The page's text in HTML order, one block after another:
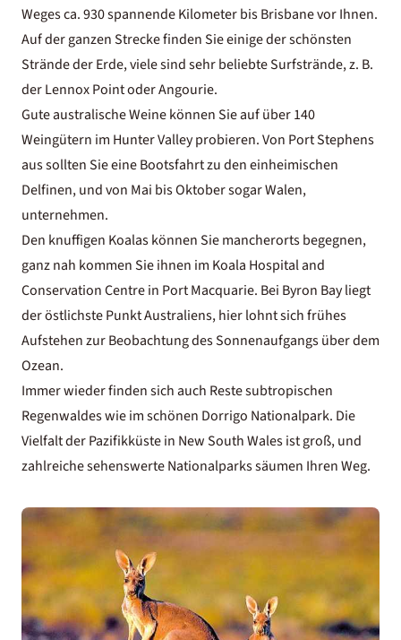
Weges ca. 930 spannende Kilometer bis Brisbane vor Ihnen.
Auf der ganzen Strecke finden Sie einige der schönsten
Strände der Erde, viele sind sehr beliebte Surfstrände, z. B.
der Lennox Point oder Angourie.
Gute australische Weine können Sie auf über 140
Weingütern im Hunter Valley probieren. Von Port Stephens
aus sollten Sie eine Bootsfahrt zu den einheimischen
Delfinen, und von Mai bis Oktober sogar Walen,
unternehmen.
Den knuffigen Koalas können Sie mancherorts begegnen,
ganz nah kommen Sie ihnen im Koala Hospital and
Conservation Centre in Port Macquarie. Bei Byron Bay liegt
der östlichste Punkt Australiens, hier lohnt sich frühes
Aufstehen zur Beobachtung des Sonnenaufgangs über dem
Ozean.
Immer wieder finden sich auch Reste subtropischen
Regenwaldes wie im schönen Dorrigo Nationalpark. Die
Vielfalt der Pazifikküste in New South Wales ist groß, und
zahlreiche sehenswerte Nationalparks säumen Ihren Weg.